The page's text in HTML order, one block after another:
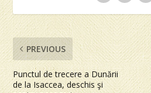
PREVIOUS
Punctul de trecere a Dunării
de la Isaccea, deschis şi